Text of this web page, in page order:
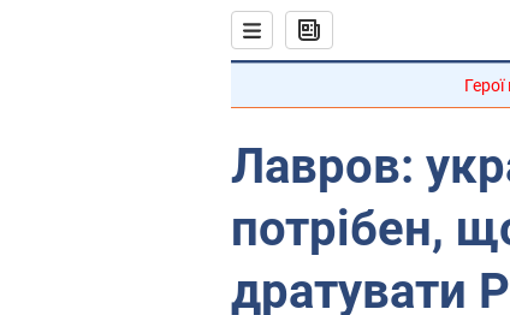
Герої
Лавров:
потрібен,
дратувати